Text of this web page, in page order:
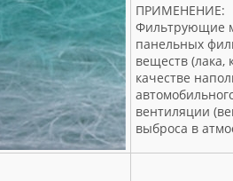
ПРИМЕНЕНИЕ:
Фильтрующие
панельных
веществ (лака,
качестве
вентиляции
выброса в